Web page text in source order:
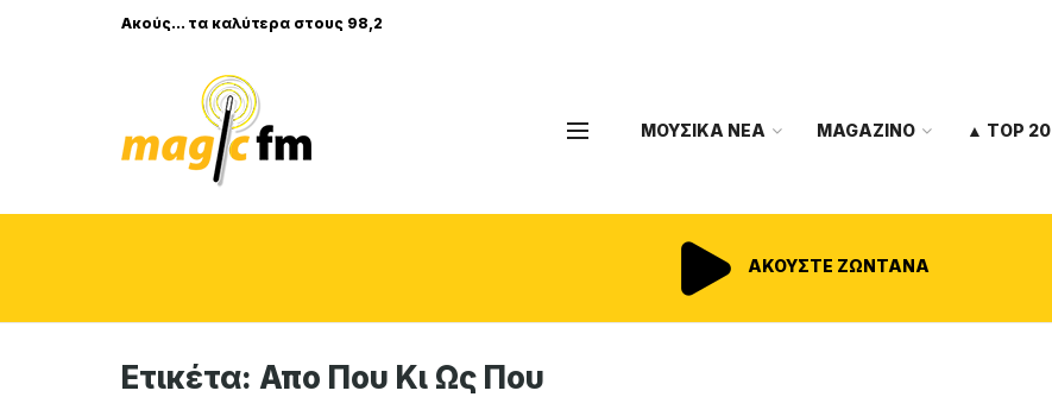
Ακούς... τα καλύτερα στους 98,2
ΜΟΥΣΙΚΑ ΝΕΑ MAGAZINO ▲ TOP 20
ΑΚΟΥΣΤΕ ΖΩΝΤΑΝΑ
Ετικέτα: Απο Που Κι Ως Που